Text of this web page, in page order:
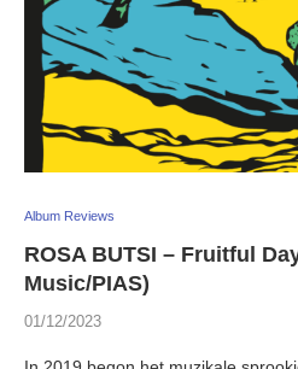
Album Reviews
ROSA BUTSI – Fruitful
Music/PIAS)
01/12/2023